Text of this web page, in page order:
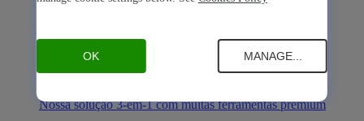
Avira Internet Security
Nossa solução 3-em-1 com muitas ferramentas premium
OK MANAGE...